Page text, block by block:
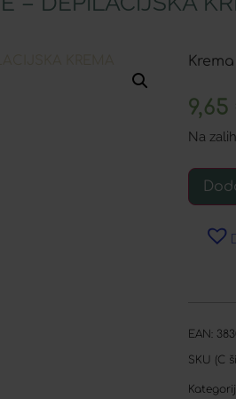
9,65
Na
EAN:
SKU (C